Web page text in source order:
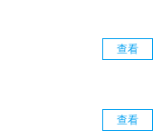
查看
查看